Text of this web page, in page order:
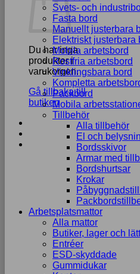
Du har inga
produkter i
varukorgen.
Gå tillbaka till
butiken
Svets- och
Fasta bord
Manuellt justerbara
Elektriskt justerbara
Mobila arbetsbord
Rostfria arbetsbord
Vinklingsbara bord
Kompletta
Packbord
Mobila
Tillbehör
Alla tillbehör
El och
Bordsskivor
Armar med
Bordshurtsar
Krokar
Arbetsplatsmattor
Alla mattor
Butiker, lager och
Entréer
ESD-skyddade
Gummidukar